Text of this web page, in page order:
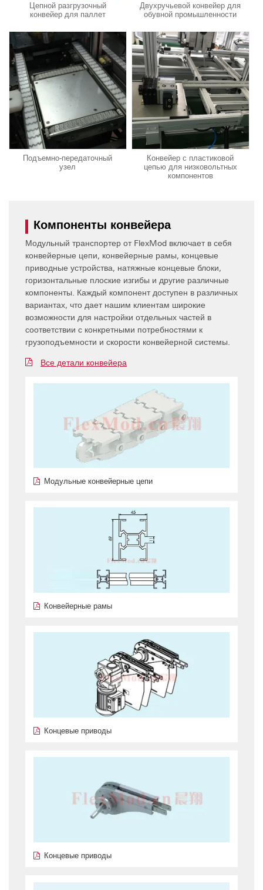
Цепной разгрузочный
конвейер для паллет
Двухручьевой конвейер для
обувной промышленности
Подъемно-передаточный
узел
Конвейер с пластиковой
цепью для низковольтных
компонентов
Компоненты конвейера
Модульный транспортер от FlexMod включает в себя
конвейерные цепи, конвейерные рамы, концевые
приводные устройства, натяжные концевые блоки,
горизонтальные плоские изгибы и другие различные
компоненты. Каждый компонент доступен в различных
вариантах, что дает нашим клиентам широкие
возможности для настройки отдельных частей в
соответствии с конкретными потребностями к
грузоподъемности и скорости конвейерной системы.
Все детали конвейера
Модульные конвейерные цепи
Конвейерные рамы
Концевые приводы
Концевые приводы